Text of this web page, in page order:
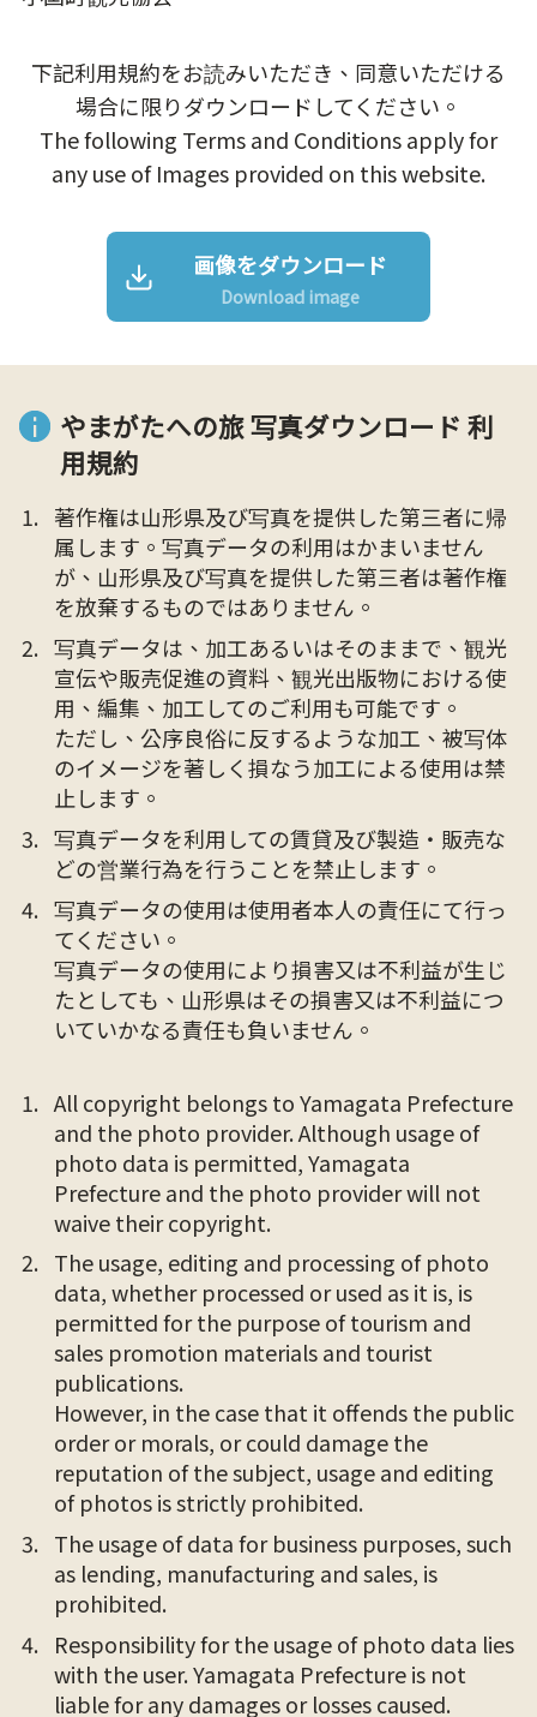
下記利用規約をお読みいただき、同意いただける
場合に限りダウンロードしてください。
The following Terms and Conditions apply for
any use of Images provided on this website.
画像をダウンロード
Download image
やまがたへの旅 写真ダウンロード 利
用規約
著作権は山形県及び写真を提供した第三者に帰
属します。写真データの利用はかまいません
が、山形県及び写真を提供した第三者は著作権
を放棄するものではありません。
写真データは、加工あるいはそのままで、観光
宣伝や販売促進の資料、観光出版物における使
用、編集、加工してのご利用も可能です。
ただし、公序良俗に反するような加工、被写体
のイメージを著しく損なう加工による使用は禁
止します。
写真データを利用しての賃貸及び製造・販売な
どの営業行為を行うことを禁止します。
写真データの使用は使用者本人の責任にて行っ
てください。
写真データの使用により損害又は不利益が生じ
たとしても、山形県はその損害又は不利益につ
いていかなる責任も負いません。
All copyright belongs to Yamagata Prefecture
and the photo provider. Although usage of
photo data is permitted, Yamagata
Prefecture and the photo provider will not
waive their copyright.
The usage, editing and processing of photo
data, whether processed or used as it is, is
permitted for the purpose of tourism and
sales promotion materials and tourist
publications.
However, in the case that it offends the public
order or morals, or could damage the
reputation of the subject, usage and editing
of photos is strictly prohibited.
The usage of data for business purposes, such
as lending, manufacturing and sales, is
prohibited.
Responsibility for the usage of photo data lies
with the user. Yamagata Prefecture is not
liable for any damages or losses caused.